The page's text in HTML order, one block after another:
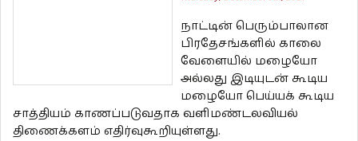
நாட்டின் பெரும்பாலான
பிரதேசங்களில் காலை
வேளையில் மழையோ
அல்லது இடியுடன் கூடிய
மழையோ பெய்யக் கூடிய
சாத்தியம் காணப்படுவதாக வளிமண்டலவியல்
திணைக்களம் எதிர்வுகூறியுள்ளது.